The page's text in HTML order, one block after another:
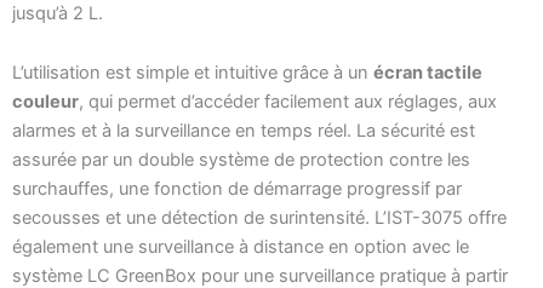
jusqu’à 2 L.
L’utilisation est simple et intuitive grâce à un écran tactile
couleur, qui permet d’accéder facilement aux réglages, aux
alarmes et à la surveillance en temps réel. La sécurité est
assurée par un double système de protection contre les
surchauffes, une fonction de démarrage progressif par
secousses et une détection de surintensité. L’IST-3075 offre
également une surveillance à distance en option avec le
système LC GreenBox pour une surveillance pratique à partir